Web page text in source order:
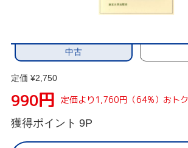
中古
定価 ¥2,750
990円 定価より1,760円（64%）おトク
獲得ポイント 9P